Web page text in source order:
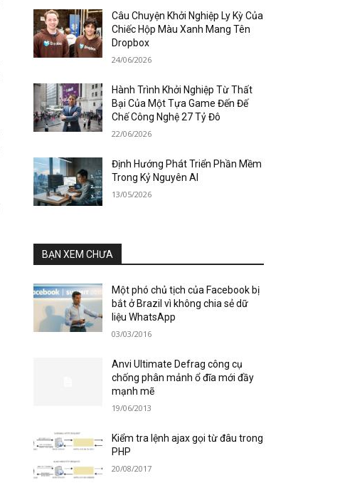
Câu Chuyện Khởi Nghiệp Ly Kỳ Của
Chiếc Hộp Màu Xanh Mang Tên
Dropbox
24/06/2026
Hành Trình Khởi Nghiệp Từ Thất
Bại Của Một Tựa Game Đến Đế
Chế Công Nghệ 27 Tỷ Đô
22/06/2026
Định Hướng Phát Triển Phần Mềm
Trong Kỷ Nguyên AI
13/05/2026
BẠN XEM CHƯA
Một phó chủ tịch của Facebook bị
bắt ở Brazil vì không chia sẻ dữ
liệu WhatsApp
03/03/2016
Anvi Ultimate Defrag công cụ
chống phân mảnh ổ đĩa mới đầy
mạnh mẽ
19/06/2013
Kiểm tra lệnh ajax gọi từ đâu trong
PHP
20/08/2017